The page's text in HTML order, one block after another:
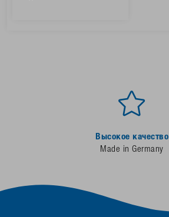
Высокое качество
Made in Germany